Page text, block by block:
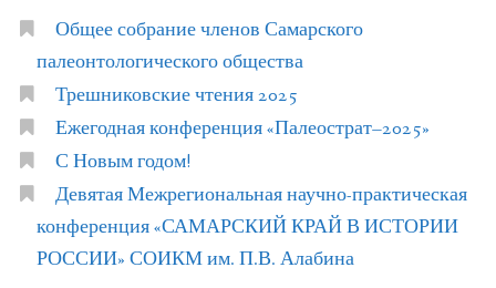
Общее собрание членов Самарского
палеонтологического общества
Трешниковские чтения 2025
Ежегодная конференция «Палеострат–2025»
С Новым годом!
Девятая Межрегиональная научно-практическая
конференция «САМАРСКИЙ КРАЙ В ИСТОРИИ
РОССИИ» СОИКМ им. П.В. Алабина